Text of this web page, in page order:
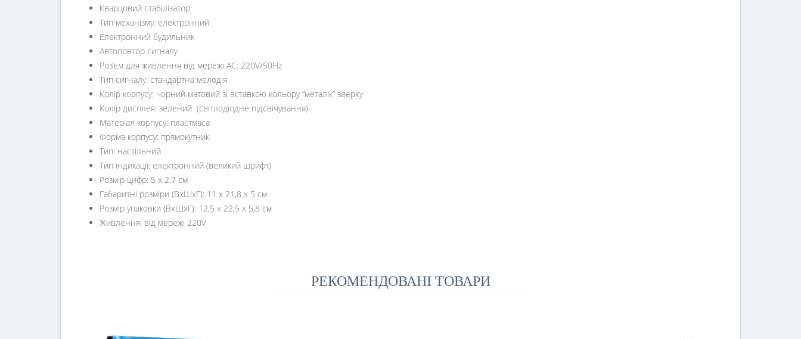
Кварцовий стабілізатор
Тип механізму: електронний
Електронний будильник
Автоповтор сигналу
Роз’єм для живлення від мережі AC: 220V/50Hz
Тип сигналу: стандартна мелодія
Колір корпусу: чорний матовий зі вставкою кольору “металік” зверху
Колір дисплея: зелений (світлодіодне підсвічування)
Матеріал корпусу: пластмаса
Форма корпусу: прямокутник
Тип: настільний
Тип індикації: електронний (великий шрифт)
Розмір цифр: 5 x 2.7 см
Габаритні розміри (ВхШхГ): 11 х 21,8 х 5 см
Розмір упаковки (ВхШхГ): 12,5 х 22,5 х 5,8 см
Живлення: від мережі 220V
РЕКОМЕНДОВАНІ ТОВАРИ